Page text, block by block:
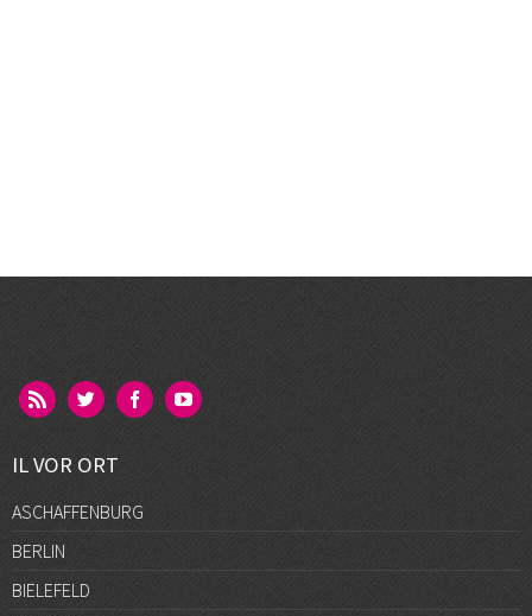
IL VOR ORT
ASCHAFFENBURG
BERLIN
BIELEFELD